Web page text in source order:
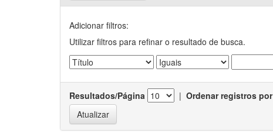
Adicionar filtros:
Utilizar filtros para refinar o resultado de busca.
Resultados/Página | Ordenar registros por